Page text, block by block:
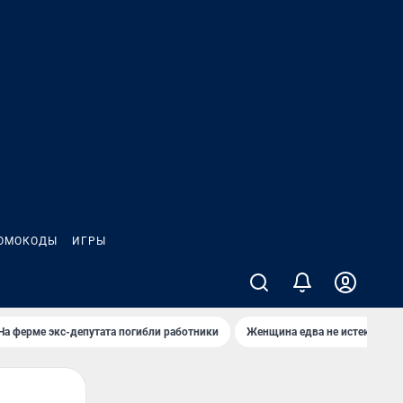
ИГРЫ
ферме экс-депутата погибли работники Женщина едва не истекла